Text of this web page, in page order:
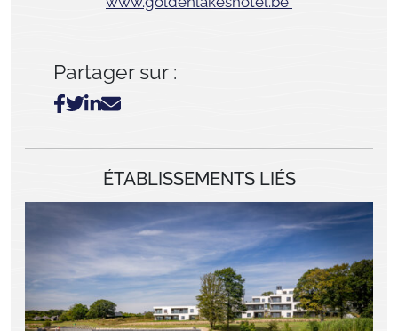
Partager sur :
ÉTABLISSEMENTS LIÉS